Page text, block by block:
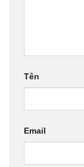
Tên
Email